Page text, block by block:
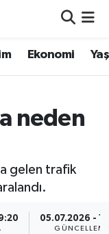
Ekonomi
neden
gelen trafik
05.07.2026 -